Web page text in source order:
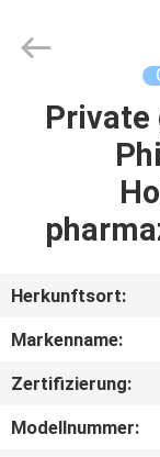
HAUS
PRODUKTE
ÜBER
UNS
AUSFLUG
Private
Herkunftsort:
Markenname:
Zertifizierung:
Modellnummer: